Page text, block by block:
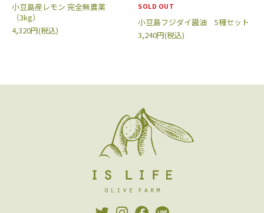
小豆島産レモン 完全無農薬
（3kg）
4,320円(税込)
SOLD OUT
小豆島フジダイ醤油 5種セット
3,240円(税込)